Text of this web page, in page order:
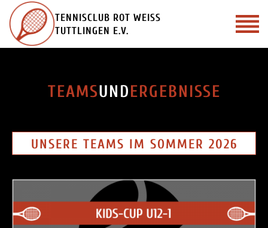
Zum
Inhalt
springen
TENNISCLUB ROT WEISS
TUTTLINGEN E.V.
TEAMSUNDERGEBNISSE
UNSERE TEAMS IM SOMMER 2026